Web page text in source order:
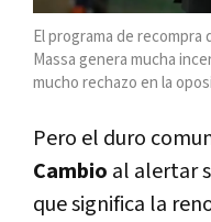
El programa de
Massa genera mucha
mucho rechazo en la
Pero el duro
Cambio al alertar
que significa la